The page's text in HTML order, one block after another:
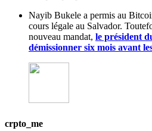
Nayib Bukele a permis au
cours légale au Salvador.
nouveau mandat, le président
démissionner six mois avant
crpto_me